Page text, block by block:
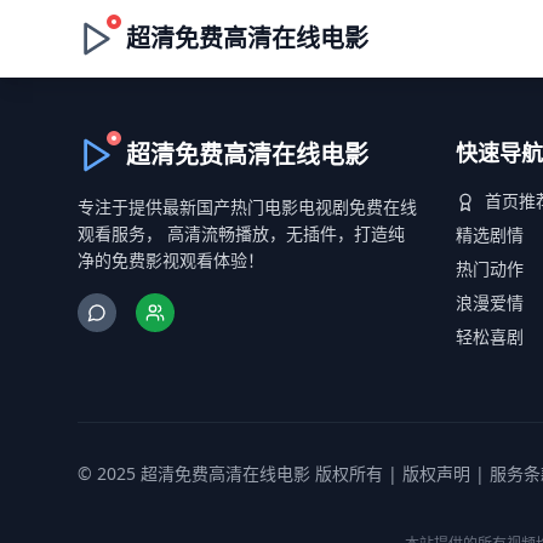
超清免费高清在线电影
超清免费高清在线电影
专注于提供最新国产热门电影电视剧免费在线
观看服务， 高清流畅播放，无插件，打造纯
净的免费影视观看体验！
快速导航
首页推
精选剧情
热门动作
浪漫爱情
轻松喜剧
© 2025 超清免费高清在线电影 版权所有 | 版权声明 | 服务